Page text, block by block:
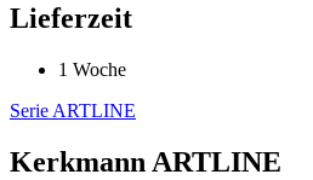
Lieferzeit
1 Woche
Serie ARTLINE
Kerkmann ARTLINE